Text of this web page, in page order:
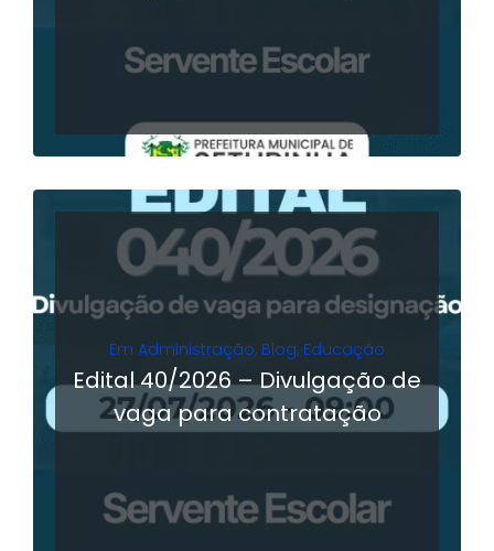
Em Administração, Blog, Educação
Edital 40/2026 – Divulgação de
vaga para contratação